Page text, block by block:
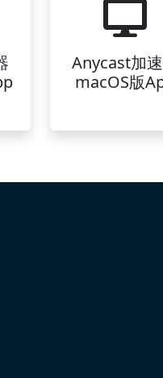
Anycast加
macOS版